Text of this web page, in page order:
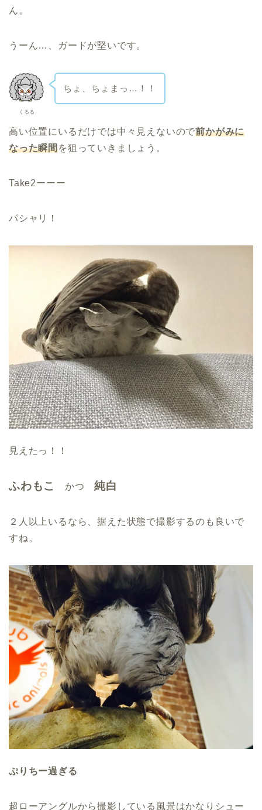
ん。
うーん…、ガードが堅いです。
くるる
ちょ、ちょまっ…！！
高い位置にいるだけでは中々見えないので前かがみに
なった瞬間を狙っていきましょう。
Take2ーーー
パシャリ！
見えたっ！！
ふわもこ かつ純白
２人以上いるなら、据えた状態で撮影するのも良いで
すね。
ぷりちー過ぎる
超ローアングルから撮影している風景はかなりシュー